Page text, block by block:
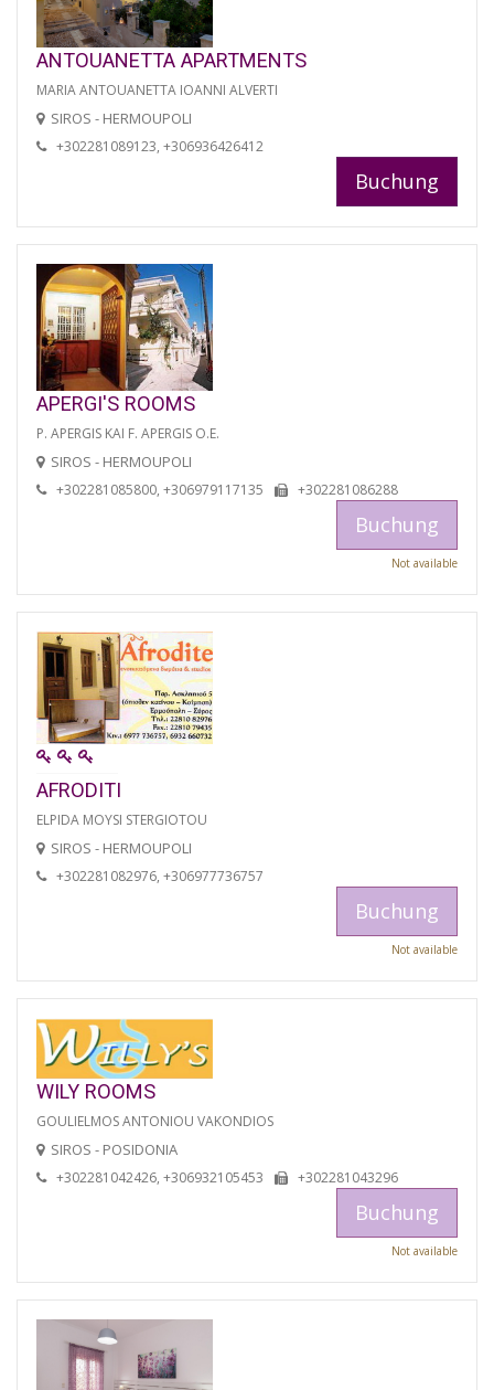
ANTOUANETTA APARTMENTS
MARIA ANTOUANETTA IOANNI ALVERTI
SIROS - HERMOUPOLI
+302281089123, +306936426412
Buchung
APERGI'S ROOMS
P. APERGIS KAI F. APERGIS O.E.
SIROS - HERMOUPOLI
+302281085800, +306979117135 +302281086288
Buchung
Not available
AFRODITI
ELPIDA MOYSI STERGIOTOU
SIROS - HERMOUPOLI
+302281082976, +306977736757
Buchung
Not available
WILY ROOMS
GOULIELMOS ANTONIOU VAKONDIOS
SIROS - POSIDONIA
+302281042426, +306932105453 +302281043296
Buchung
Not available